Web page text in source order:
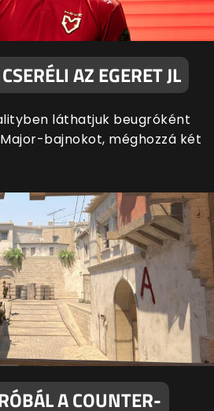
AZ EGERET JL
láthatjuk beugróként
bajnokot, méghozzá két
A COUNTER-